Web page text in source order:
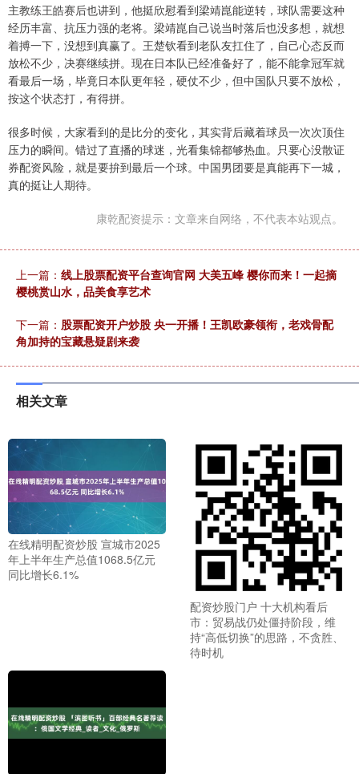
主教练王皓赛后也讲到，他挺欣慰看到梁靖崑能逆转，球队需要这种
经历丰富、抗压力强的老将。梁靖崑自己说当时落后也没多想，就想
着搏一下，没想到真赢了。王楚钦看到老队友扛住了，自己心态反而
放松不少，决赛继续拼。现在日本队已经准备好了，能不能拿冠军就
看最后一场，毕竟日本队更年轻，硬仗不少，但中国队只要不放松，
按这个状态打，有得拼。
很多时候，大家看到的是比分的变化，其实背后藏着球员一次次顶住
压力的瞬间。错过了直播的球迷，光看集锦都够热血。只要心没散证
券配资风险，就是要拚到最后一个球。中国男团要是真能再下一城，
真的挺让人期待。
康乾配资提示：文章来自网络，不代表本站观点。
上一篇： 线上股票配资平台查询官网 大美五峰 樱你而来！一起摘
樱桃赏山水，品美食享艺术
下一篇： 股票配资开户炒股 央一开播！王凯欧豪领衔，老戏骨配
角加持的宝藏悬疑剧来袭
相关文章
在线精明配资炒股 宣城市2025
年上半年生产总值1068.5亿元
同比增长6.1%
配资炒股门户 十大机构看后
市：贸易战仍处僵持阶段，维
持“高低切换”的思路，不贪胜、
待时机